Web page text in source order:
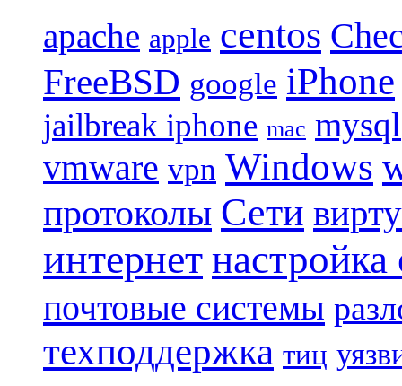
apache apple centos
FreeBSD google iPhone
jailbreak iphone mac mysql
vmware vpn Windows
протоколы Сети
интернет
почтовые системы
техподдержка тиц